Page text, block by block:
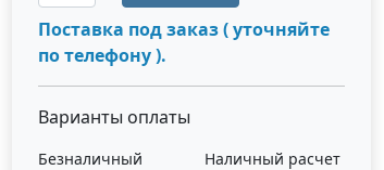
Поставка под заказ ( уточняйте
по телефону ).
Варианты оплаты
Безналичный
Наличный расчет